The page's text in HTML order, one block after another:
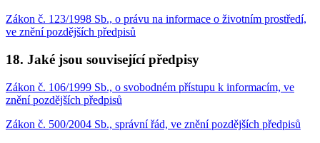
Zákon č. 123/1998 Sb., o právu na informace o životním prostředí,
ve znění pozdějších předpisů
18. Jaké jsou související předpisy
Zákon č. 106/1999 Sb., o svobodném přístupu k informacím, ve
znění pozdějších předpisů
Zákon č. 500/2004 Sb., správní řád, ve znění pozdějších předpisů